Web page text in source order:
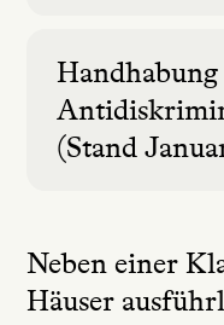
Handhabung
(Stand
Neben einer
Häuser